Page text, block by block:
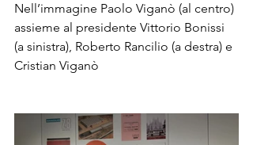
Nell’immagine Paolo Viganò (al centro)
assieme al presidente Vittorio Bonissi
(a sinistra), Roberto Rancilio (a destra) e
Cristian Viganò